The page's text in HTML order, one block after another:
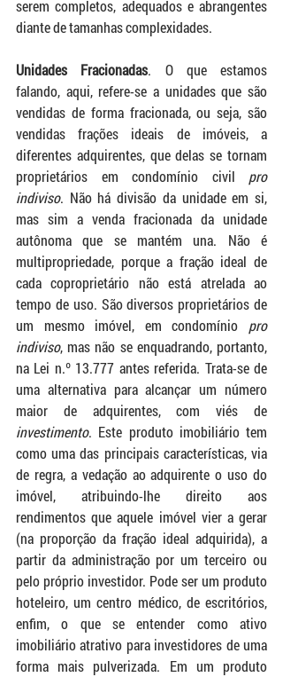
serem completos, adequados e abrangentes
diante de tamanhas complexidades.
Unidades Fracionadas. O que estamos
falando, aqui, refere-se a unidades que são
vendidas de forma fracionada, ou seja, são
vendidas frações ideais de imóveis, a
diferentes adquirentes, que delas se tornam
proprietários em condomínio civil pro
indiviso. Não há divisão da unidade em si,
mas sim a venda fracionada da unidade
autônoma que se mantém una. Não é
multipropriedade, porque a fração ideal de
cada coproprietário não está atrelada ao
tempo de uso. São diversos proprietários de
um mesmo imóvel, em condomínio pro
indiviso, mas não se enquadrando, portanto,
na Lei n.º 13.777 antes referida. Trata-se de
uma alternativa para alcançar um número
investimento. Este produto imobiliário tem
como uma das principais características, via
de regra, a vedação ao adquirente o uso do
imóvel, atribuindo-lhe direito aos
rendimentos que aquele imóvel vier a gerar
(na proporção da fração ideal adquirida), a
partir da administração por um terceiro ou
pelo próprio investidor. Pode ser um produto
hoteleiro, um centro médico, de escritórios,
enfim, o que se entender como ativo
imobiliário atrativo para investidores de uma
forma mais pulverizada. Em um produto